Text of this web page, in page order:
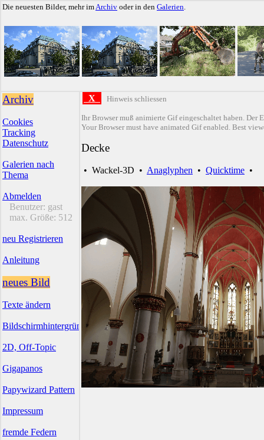
Die neuesten Bilder, mehr imArchiv oder in den Galerien.
Archiv
Cookies
Tracking
Datenschutz
Galerien nach
Thema
Abmelden
Benutzer: gast
max. Größe: 512
neu Registrieren
Anleitung
neues Bild
Texte ändern
Bildschirmhintergründe
2D, Off-Topic
Gigapanos
Papywizard Pattern
Impressum
fremde Federn
X Hinweis schliessen
Ihr Browser muß animierte Gif eingeschaltet haben. Der
Your Browser must have animated Gif enabled. Best
Decke
• Wackel-3D • Anaglyphen • Quicktime •